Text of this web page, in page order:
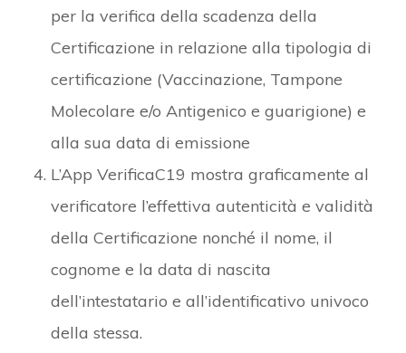
per la verifica della scadenza della
Certificazione in relazione alla tipologia di
certificazione (Vaccinazione, Tampone
Molecolare e/o Antigenico e guarigione) e
alla sua data di emissione
L’App VerificaC19 mostra graficamente al
verificatore l’effettiva autenticità e validità
della Certificazione nonché il nome, il
cognome e la data di nascita
dell’intestatario e all’identificativo univoco
della stessa.